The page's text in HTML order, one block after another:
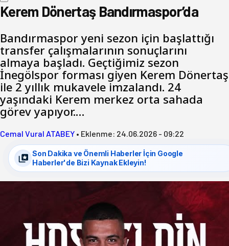
Kerem Dönertaş Bandırmaspor’da
Bandırmaspor yeni sezon için başlattığı
transfer çalışmalarının sonuçlarını
almaya başladı. Geçtiğimiz sezon
İnegölspor forması giyen Kerem Dönertaş
ile 2 yıllık mukavele imzalandı. 24
yaşındaki Kerem merkez orta sahada
görev yapıyor.…
Cemal Vural ATABEY • Eklenme: 24.06.2026 - 09:22
Son Dakika ve Önemli Haberler İçin Google
Haberler'de Bizi Kaynak Ekleyin!